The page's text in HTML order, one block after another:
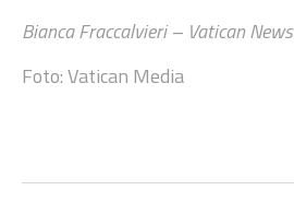
Bianca Fraccalvieri – Vatican News
Foto: Vatican Media